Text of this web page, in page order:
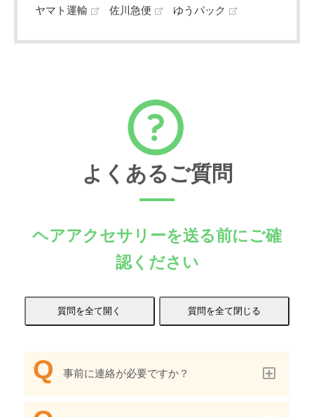
ヤマト運輸 佐川急便 ゆうパック
よくあるご質問
ヘアアクセサリーを送る前にご確
認ください
事前に連絡が必要ですか？